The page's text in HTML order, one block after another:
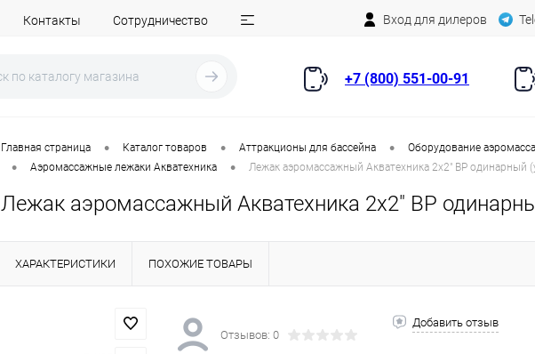
Контакты Сотрудничество Вход для дилеров
+7 (800) 551-00-91
Главная страница • Каталог товаров • Аттракционы для бассейна • Оборудование
• Аэромассажные лежаки Акватехника • Лежак аэромассажный Акватехника 2х2" ВР одинарный
Лежак аэромассажный Акватехника 2х2" ВР
ХАРАКТЕРИСТИКИ ПОХОЖИЕ ТОВАРЫ
Отзывов: 0
Добавить отзыв